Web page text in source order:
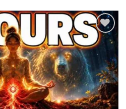
Ajouter
à la
wishlist